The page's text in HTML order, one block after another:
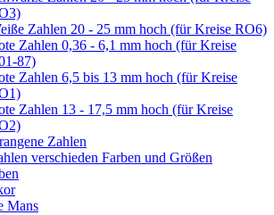
Zahlen 20 - 25 mm hoch (für Kreise RO6)
Zahlen 0,36 - 6,1 mm hoch (für Kreise
87)
Zahlen 6,5 bis 13 mm hoch (für Kreise
Zahlen 13 - 17,5 mm hoch (für Kreise
Zahlen
verschieden Farben und Größen
Mans